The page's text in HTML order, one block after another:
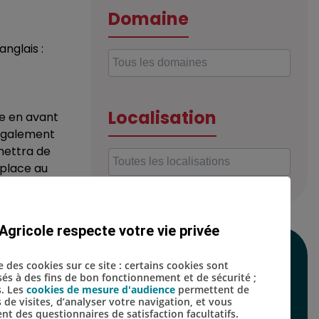
:
en avant
de
au
Domaine
Localisation
SUIVEZ-NOUS SUR
LES RÉSEAUX
SOCIAUX
respecte votre vie privée
des cookies sur ce site : certains cookies sont
à des fins de bon fonctionnement et de sécurité ;
Les cookies de mesure d'audience permettent de
visites, d’analyser votre navigation, et vous
des questionnaires de satisfaction facultatifs.